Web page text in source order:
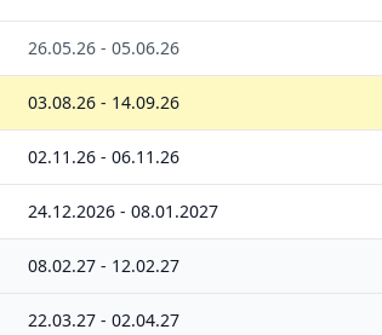
26.05.26 - 05.06.26
03.08.26 - 14.09.26
02.11.26 - 06.11.26
24.12.2026 - 08.01.2027
08.02.27 - 12.02.27
22.03.27 - 02.04.27